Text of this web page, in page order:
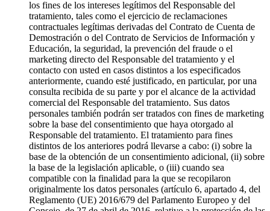
los fines de los intereses legítimos del Responsable del
tratamiento, tales como el ejercicio de reclamaciones
contractuales legítimas derivadas del Contrato de Cuenta de
Demostración o del Contrato de Servicios de Información y
Educación, la seguridad, la prevención del fraude o el
marketing directo del Responsable del tratamiento y el
contacto con usted en casos distintos a los especificados
anteriormente, cuando esté justificado, en particular, por una
consulta recibida de su parte y por el alcance de la actividad
comercial del Responsable del tratamiento. Sus datos
personales también podrán ser tratados con fines de marketing
sobre la base del consentimiento que haya otorgado al
Responsable del tratamiento. El tratamiento para fines
distintos de los anteriores podrá llevarse a cabo: (i) sobre la
base de la obtención de un consentimiento adicional, (ii) sobre
la base de la legislación aplicable, o (iii) cuando sea
compatible con la finalidad para la que se recopilaron
originalmente los datos personales (artículo 6, apartado 4, del
Reglamento (UE) 2016/679 del Parlamento Europeo y del